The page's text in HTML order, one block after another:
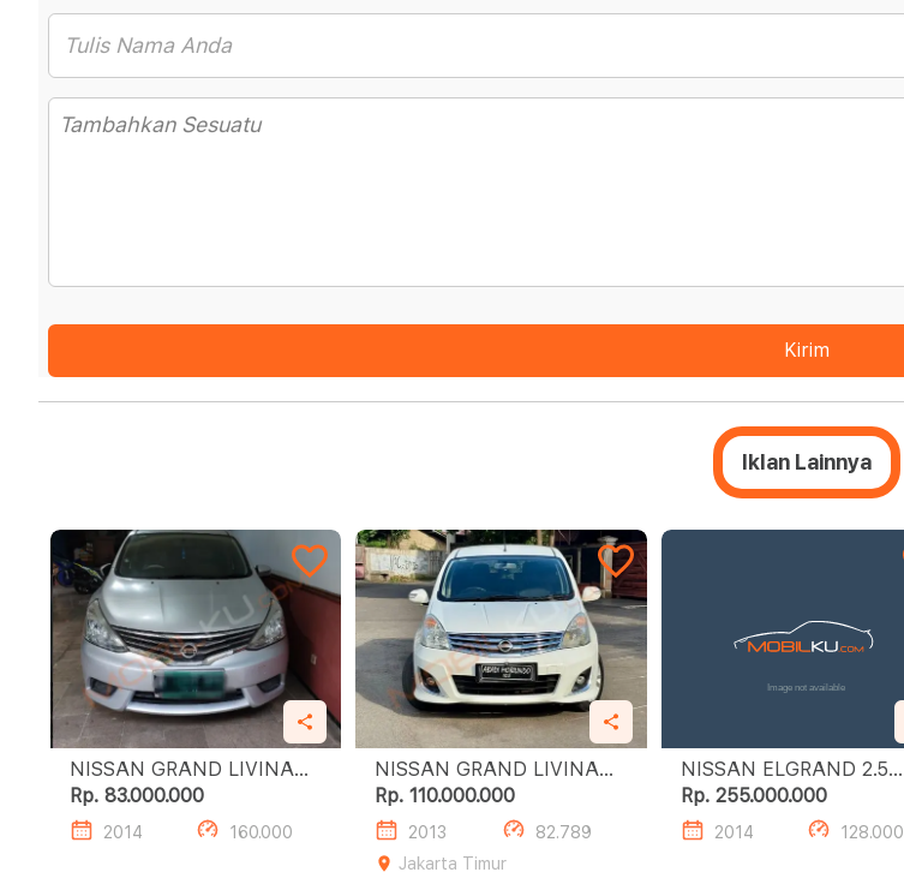
Kirim
Iklan Lainnya
NISSAN GRAND LIVINA
1.5 XV
Rp. 83.000.000
2014 160.000
NISSAN GRAND LIVINA
1.5 XV
Rp. 110.000.000
2013
82.789
Jakarta Timur
NISSAN ELGRAND 2.5
HIGHWAY STAR
Rp. 255.000.000
2014 128.000